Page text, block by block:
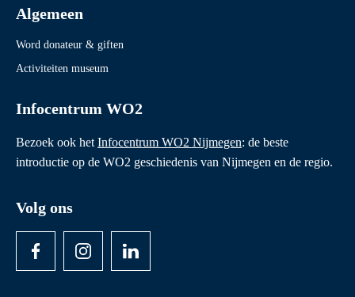
Algemeen
Word donateur & giften
Activiteiten museum
Infocentrum WO2
Bezoek ook het Infocentrum WO2 Nijmegen: de beste
introductie op de WO2 geschiedenis van Nijmegen en de regio.
Volg ons